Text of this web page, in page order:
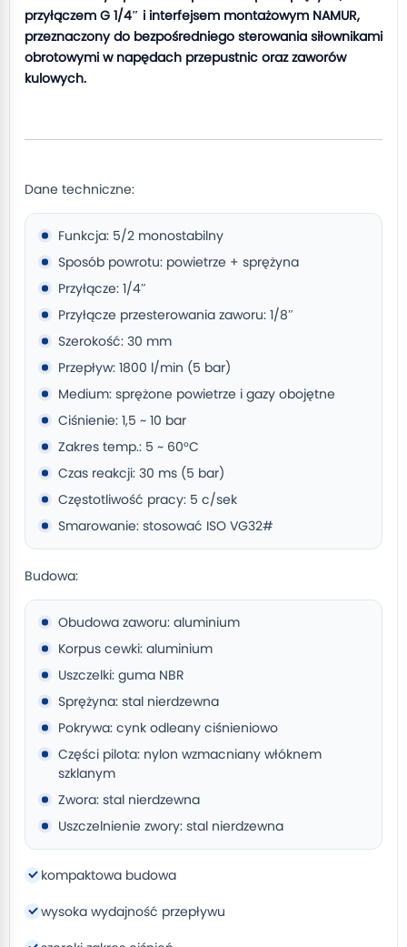
przyłączem G 1/4″ i interfejsem montażowym NAMUR,
przeznaczony do bezpośredniego sterowania siłownikami
obrotowymi w napędach przepustnic oraz zaworów
kulowych.
Dane techniczne:
Funkcja: 5/2 monostabilny
Sposób powrotu: powietrze + sprężyna
Przyłącze: 1/4″
Przyłącze przesterowania zaworu: 1/8″
Szerokość: 30 mm
Przepływ: 1800 l/min (5 bar)
Medium: sprężone powietrze i gazy obojętne
Ciśnienie: 1,5 ~ 10 bar
Zakres temp.: 5 ~ 60°C
Czas reakcji: 30 ms (5 bar)
Częstotliwość pracy: 5 c/sek
Smarowanie: stosować ISO VG32#
Budowa:
Obudowa zaworu: aluminium
Korpus cewki: aluminium
Uszczelki: guma NBR
Sprężyna: stal nierdzewna
Pokrywa: cynk odleany ciśnieniowo
Części pilota: nylon wzmacniany włóknem
szklanym
Zwora: stal nierdzewna
Uszczelnienie zwory: stal nierdzewna
kompaktowa budowa
wysoka wydajność przepływu